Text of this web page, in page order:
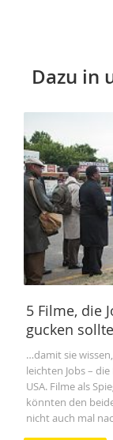
Dazu in
5 Filme, die
gucken
…damit sie
leichten Jobs –
USA. Filme als
könnten den
nicht auch mal